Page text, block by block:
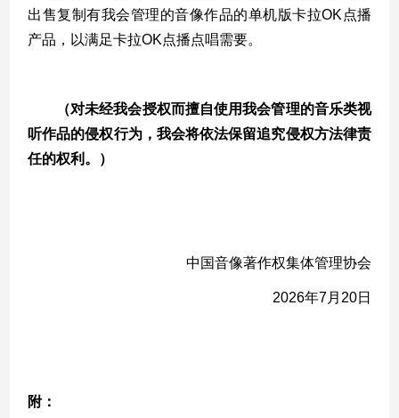
出售复制有我会管理的音像作品的单机版卡拉OK点播
产品 ，以满足卡拉OK点播点唱需要。
（对未经我会授权而擅自使用我会管理的音乐类视
听作品的侵权行为， 我会将依法保留追究侵权方法律责
任的权利。）
中国音像著作权集体管理协会
2026年7月20日
附：